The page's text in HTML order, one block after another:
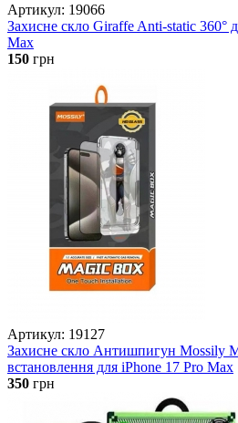
Артикул: 19066
Захисне скло Giraffe Anti-static 360°
Max
150 грн
Артикул: 19127
Захисне скло Антишпигун Mossily
встановлення для iPhone 17 Pro Max
350 грн